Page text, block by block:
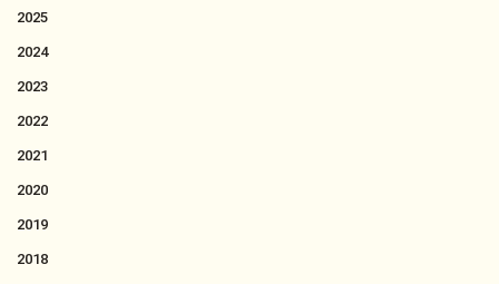
2025
2024
2023
2022
2021
2020
2019
2018